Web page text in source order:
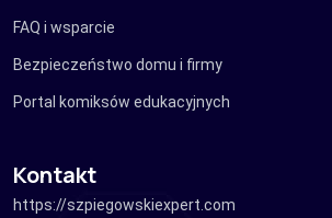
FAQ i wsparcie
Bezpieczeństwo domu i firmy
Portal komiksów edukacyjnych
Kontakt
https://szpiegowskiexpert.com